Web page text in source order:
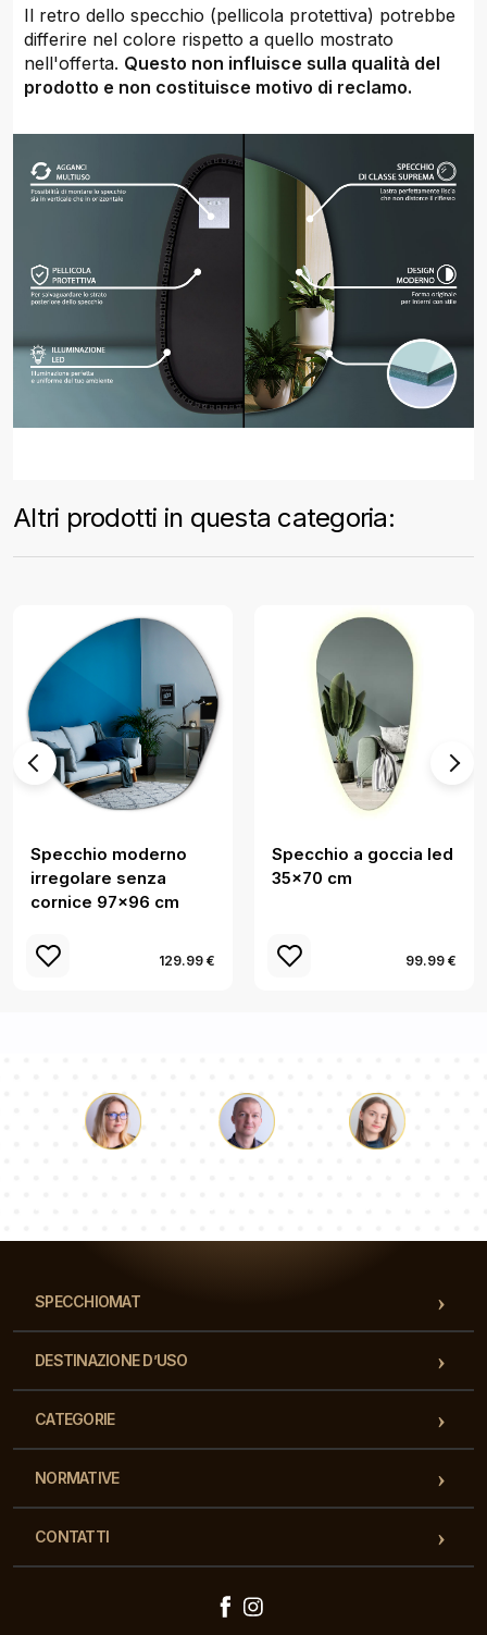
Il retro dello specchio (pellicola protettiva) potrebbe
differire nel colore rispetto a quello mostrato
nell'offerta. Questo non influisce sulla qualità del
prodotto e non costituisce motivo di reclamo.
Altri prodotti in questa categoria:
Specchio moderno
irregolare senza
cornice 97x96 cm
129.99 €
Specchio a goccia led
35x70 cm
99.99 €
SPECCHIOMAT
DESTINAZIONE D’USO
CATEGORIE
NORMATIVE
CONTATTI